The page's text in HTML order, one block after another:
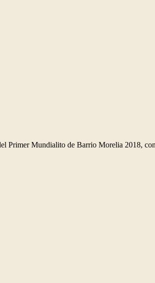
Primer Mundialito de Barrio Morelia 2018,